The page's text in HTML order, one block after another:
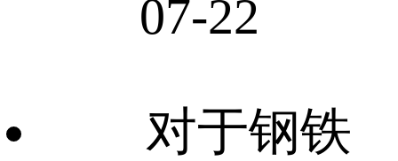
07-22
对于钢铁